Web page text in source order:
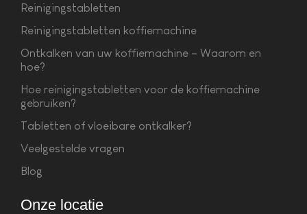
Reinigingstabletten
Reinigingstabletten koffiemachine
Ontkalken van uw koffiemachine – Waarom en
hoe?
Hoe reinigingstabletten voor de koffiemachine
gebruiken?
Tabletten of vloeibare ontkalker?
Veelgestelde vragen
Blog
Onze locatie